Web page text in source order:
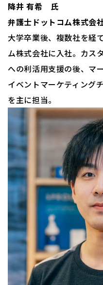
降井 有希 氏
弁護士ドットコム株式
大学卒業後、複数社を経
ム株式会社に入社。カス
への利活用支援の後、マ
イベントマーケティング
を主に担当。